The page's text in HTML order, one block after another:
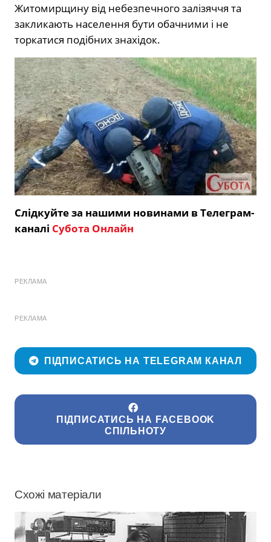
Житомирщину від небезпечного залізяччя та
закликають населення бути обачними і не
торкатися подібних знахідок.
Слідкуйте за нашими новинами в Телеграм-
каналі Субота Онлайн
РЕКЛАМА
РЕКЛАМА
ПІДПИСАТИСЬ НА TELEGRAM КАНАЛ
ПІДПИСАТИСЬ НА FACEBOOK
СПІЛЬНОТУ
Схожі матеріали